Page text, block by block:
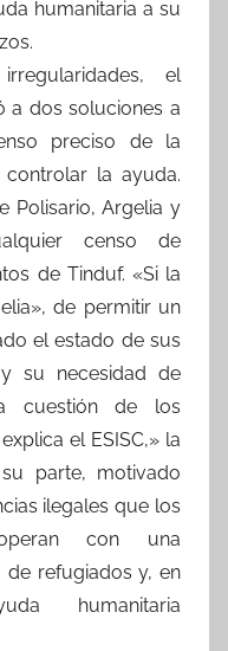
humanitaria a su
el
a dos soluciones a
preciso de la
la ayuda.
Polisario, Argelia y
censo de
de Tinduf. «Si la
de permitir un
el estado de sus
su necesidad de
cuestión de los
el ESISC,» la
parte, motivado
ilegales que los
con una
refugiados y, en
humanitaria